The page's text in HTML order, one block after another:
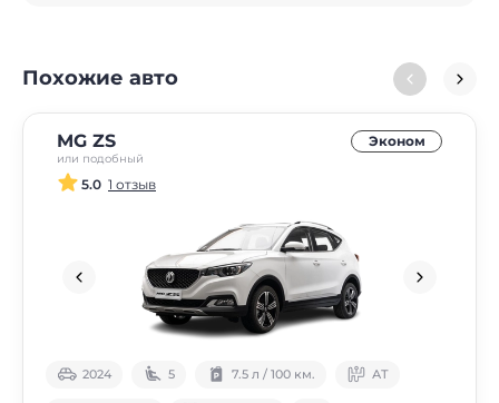
Похожие авто
MG ZS
или подобный
Эконом
5.0 1 отзыв
2024 5 7.5 л / 100 км. АТ